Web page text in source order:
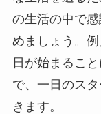
の生活の中で
めましょう。
日が始まるこ
で、一日のス
きます。